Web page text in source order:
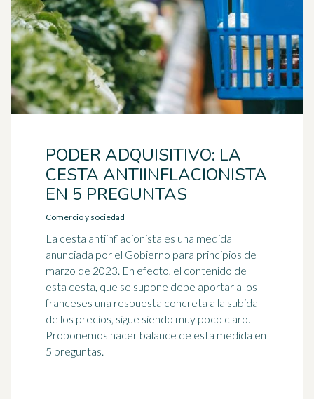
PODER ADQUISITIVO: LA
CESTA ANTIINFLACIONISTA
EN 5 PREGUNTAS
Comercio y sociedad
La cesta antiinflacionista es una medida
anunciada por el Gobierno para principios de
marzo de 2023. En efecto, el contenido de
esta cesta, que se supone debe aportar a los
franceses una respuesta concreta a la subida
de los precios, sigue siendo muy poco claro.
Proponemos hacer balance de esta medida en
5 preguntas.